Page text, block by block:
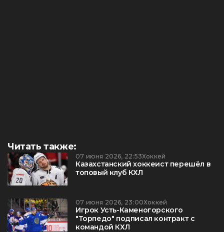
Читать также:
07 июня 2026, 22:53Хоккей
Казахстанский хоккеист перешёл в
топовый клуб КХЛ
07 июня 2026, 23:00Хоккей
Игрок Усть-Каменогорского
"Торпедо" подписал контракт с
командой КХЛ